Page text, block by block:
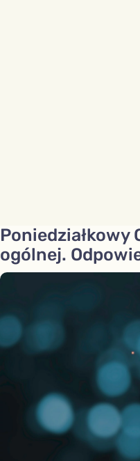
Poniedziałkowy
ogólnej.